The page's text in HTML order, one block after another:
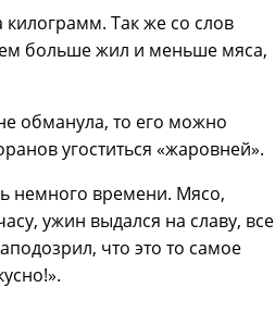
Так же со слов
больше жил и меньше мяса,
обманула, то его можно
угоститься «жаровней».
немного времени. Мясо,
ужин выдался на славу, все
что это то самое